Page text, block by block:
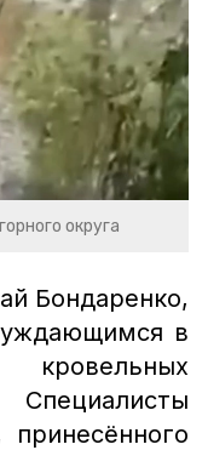
округа
Бондаренко,
в